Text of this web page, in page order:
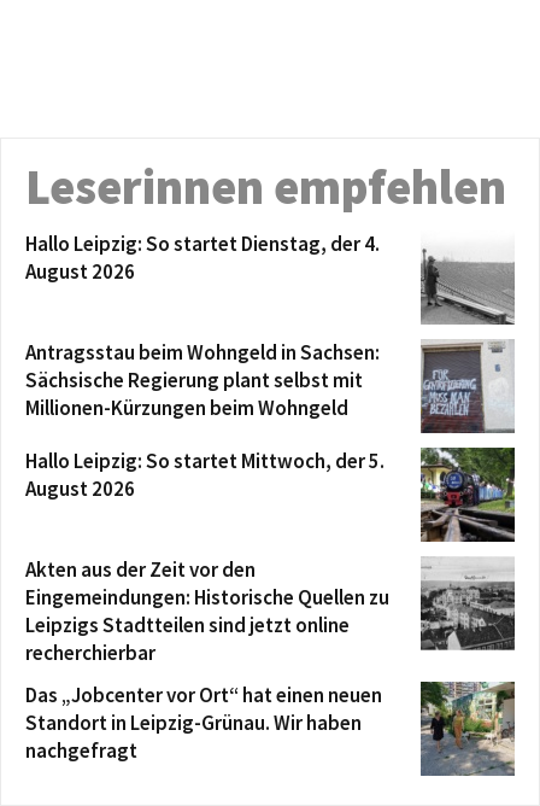
Leserinnen empfehlen
Hallo Leipzig: So startet Dienstag, der 4.
August 2026
Antragsstau beim Wohngeld in Sachsen:
Sächsische Regierung plant selbst mit
Millionen-Kürzungen beim Wohngeld
Hallo Leipzig: So startet Mittwoch, der 5.
August 2026
Akten aus der Zeit vor den
Eingemeindungen: Historische Quellen zu
Leipzigs Stadtteilen sind jetzt online
recherchierbar
Das „Jobcenter vor Ort“ hat einen neuen
Standort in Leipzig-Grünau. Wir haben
nachgefragt